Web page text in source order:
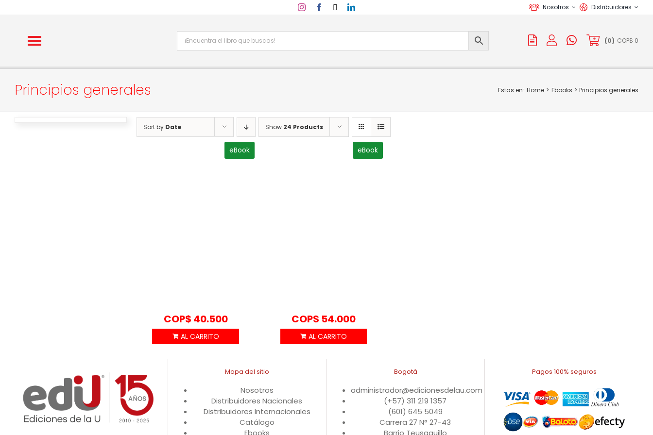
Nosotros Distribuidores
(0) COP$ 0
Principios generales Estas en: Home Ebooks Principios generales
Sort by Date Show 24 Products
eBook
COP$ 40.500
eBook
COP$ 54.000
Mapa del sitio
Nosotros
Distribuidores Nacionales
Distribuidores Internacionales
Catálogo
Ebooks
Bogotá
administrador@edicionesdelau.com
(+57) 311 219 1357
(601) 645 5049
Carrera 27 N° 27-43
Barrio Teusaquillo
Pagos 100% seguros